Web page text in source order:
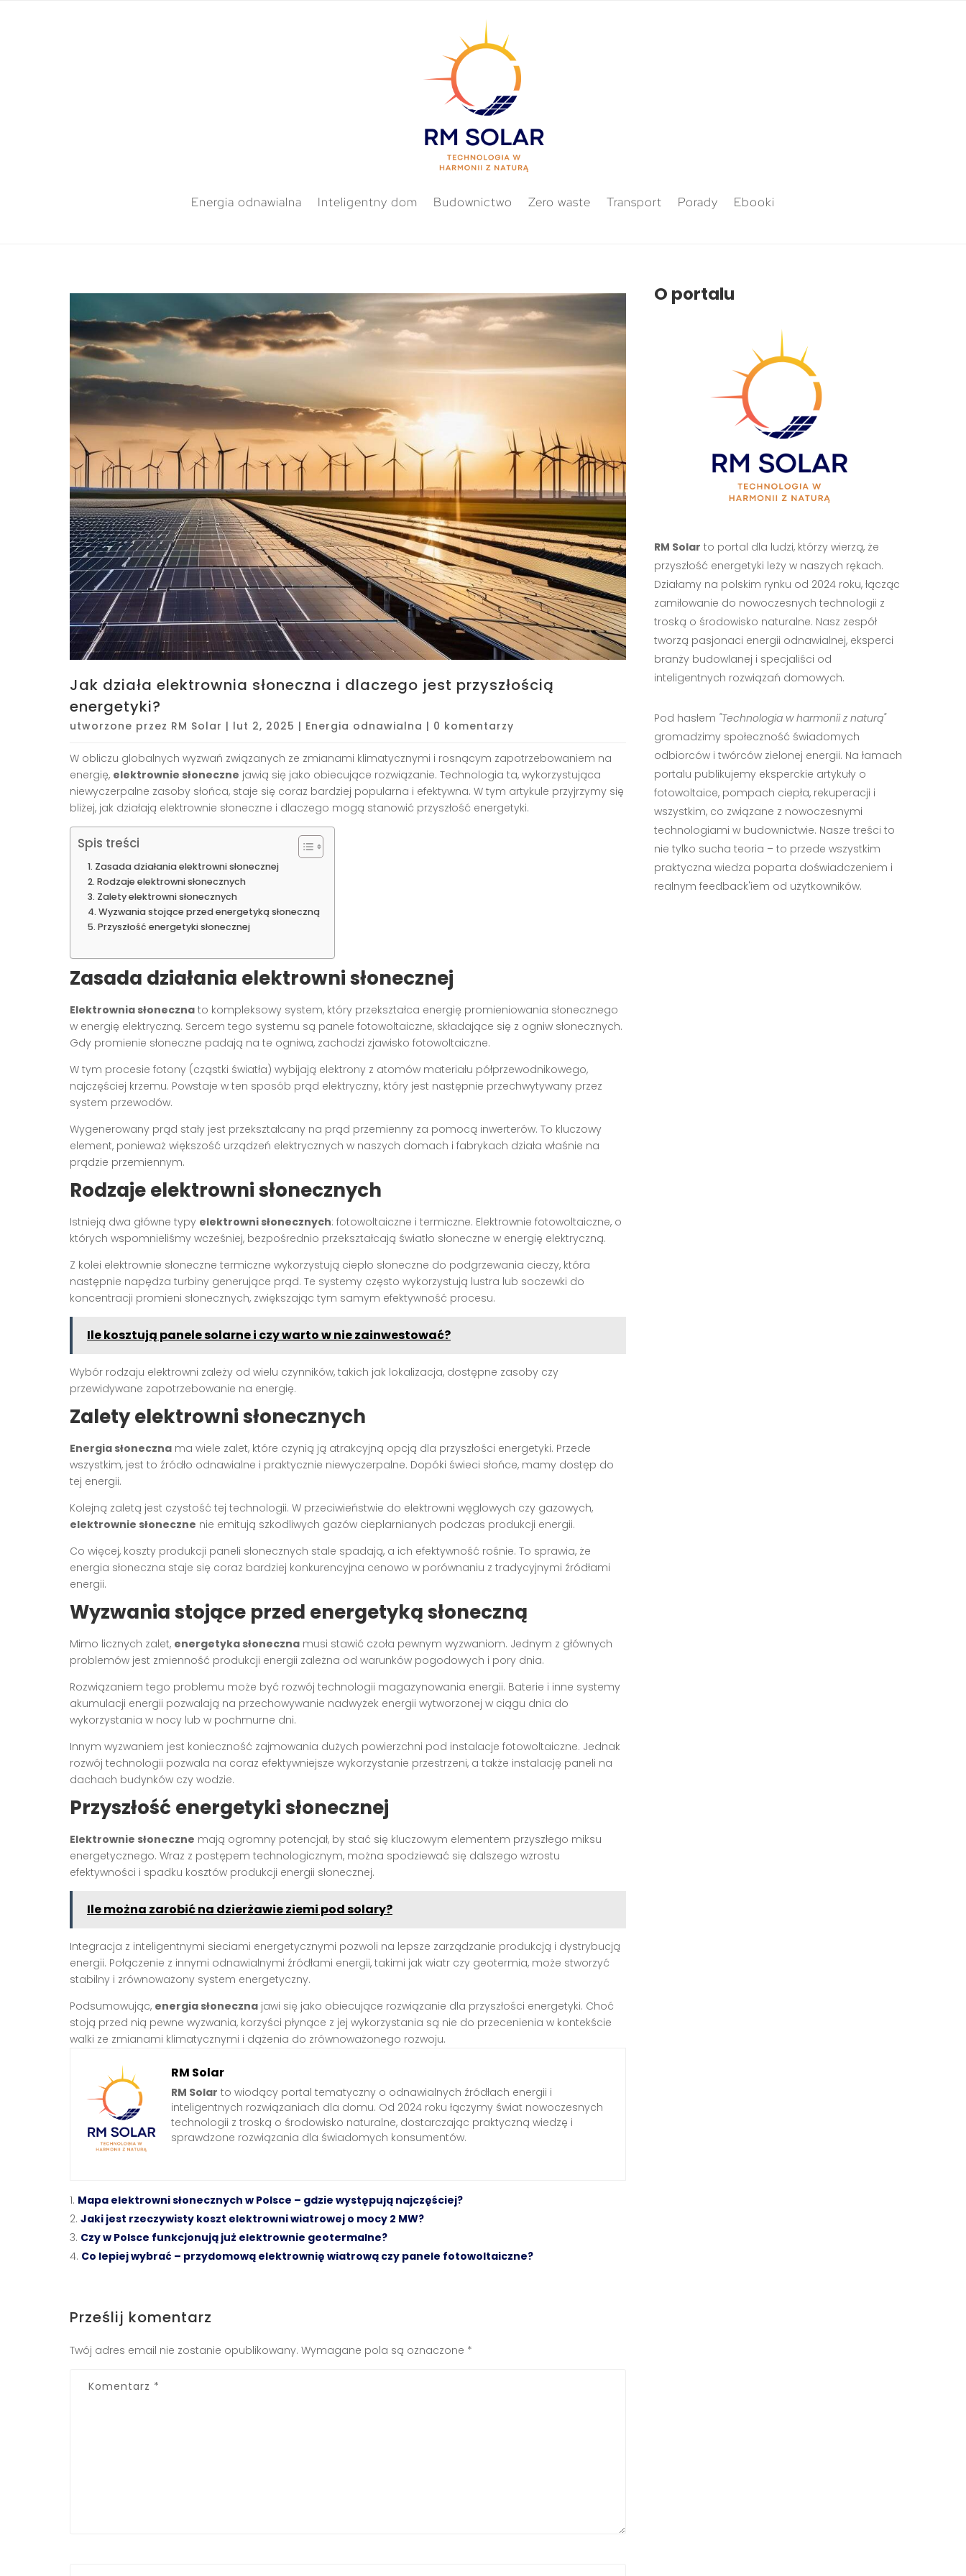
Energia odnawialna Inteligentny dom Budownictwo Zero waste Transport Porady Ebooki
Jak działa elektrownia słoneczna i dlaczego jest przyszłością
energetyki?
utworzone przez RM Solar | lut 2, 2025 | Energia odnawialna | 0 komentarzy
W obliczu globalnych wyzwań związanych ze zmianami klimatycznymi i rosnącym zapotrzebowaniem na
energię, elektrownie słoneczne jawią się jako obiecujące rozwiązanie. Technologia ta, wykorzystująca
niewyczerpalne zasoby słońca, staje się coraz bardziej popularna i efektywna. W tym artykule przyjrzymy się
bliżej, jak działają elektrownie słoneczne i dlaczego mogą stanowić przyszłość energetyki.
Spis treści
Zasada działania elektrowni słonecznej
Rodzaje elektrowni słonecznych
Zalety elektrowni słonecznych
Wyzwania stojące przed energetyką słoneczną
Przyszłość energetyki słonecznej
Zasada działania elektrowni słonecznej
Elektrownia słoneczna to kompleksowy system, który przekształca energię promieniowania słonecznego
w energię elektryczną. Sercem tego systemu są panele fotowoltaiczne, składające się z ogniw słonecznych.
Gdy promienie słoneczne padają na te ogniwa, zachodzi zjawisko fotowoltaiczne.
W tym procesie fotony (cząstki światła) wybijają elektrony z atomów materiału półprzewodnikowego,
najczęściej krzemu. Powstaje w ten sposób prąd elektryczny, który jest następnie przechwytywany przez
system przewodów.
Wygenerowany prąd stały jest przekształcany na prąd przemienny za pomocą inwerterów. To kluczowy
element, ponieważ większość urządzeń elektrycznych w naszych domach i fabrykach działa właśnie na
prądzie przemiennym.
Rodzaje elektrowni słonecznych
Istnieją dwa główne typy elektrowni słonecznych: fotowoltaiczne i termiczne. Elektrownie fotowoltaiczne, o
których wspomnieliśmy wcześniej, bezpośrednio przekształcają światło słoneczne w energię elektryczną.
Z kolei elektrownie słoneczne termiczne wykorzystują ciepło słoneczne do podgrzewania cieczy, która
następnie napędza turbiny generujące prąd. Te systemy często wykorzystują lustra lub soczewki do
koncentracji promieni słonecznych, zwiększając tym samym efektywność procesu.
Ile kosztują panele solarne i czy warto w nie zainwestować?
Wybór rodzaju elektrowni zależy od wielu czynników, takich jak lokalizacja, dostępne zasoby czy
przewidywane zapotrzebowanie na energię.
Zalety elektrowni słonecznych
Energia słoneczna ma wiele zalet, które czynią ją atrakcyjną opcją dla przyszłości energetyki. Przede
wszystkim, jest to źródło odnawialne i praktycznie niewyczerpalne. Dopóki świeci słońce, mamy dostęp do
tej energii.
Kolejną zaletą jest czystość tej technologii. W przeciwieństwie do elektrowni węglowych czy gazowych,
elektrownie słoneczne nie emitują szkodliwych gazów cieplarnianych podczas produkcji energii.
Co więcej, koszty produkcji paneli słonecznych stale spadają, a ich efektywność rośnie. To sprawia, że
energia słoneczna staje się coraz bardziej konkurencyjna cenowo w porównaniu z tradycyjnymi źródłami
energii.
Wyzwania stojące przed energetyką słoneczną
Mimo licznych zalet, energetyka słoneczna musi stawić czoła pewnym wyzwaniom. Jednym z głównych
problemów jest zmienność produkcji energii zależna od warunków pogodowych i pory dnia.
Rozwiązaniem tego problemu może być rozwój technologii magazynowania energii. Baterie i inne systemy
akumulacji energii pozwalają na przechowywanie nadwyżek energii wytworzonej w ciągu dnia do
wykorzystania w nocy lub w pochmurne dni.
Innym wyzwaniem jest konieczność zajmowania dużych powierzchni pod instalacje fotowoltaiczne. Jednak
rozwój technologii pozwala na coraz efektywniejsze wykorzystanie przestrzeni, a także instalację paneli na
dachach budynków czy wodzie.
Przyszłość energetyki słonecznej
Elektrownie słoneczne mają ogromny potencjał, by stać się kluczowym elementem przyszłego miksu
energetycznego. Wraz z postępem technologicznym, można spodziewać się dalszego wzrostu
efektywności i spadku kosztów produkcji energii słonecznej.
Ile można zarobić na dzierżawie ziemi pod solary?
Integracja z inteligentnymi sieciami energetycznymi pozwoli na lepsze zarządzanie produkcją i dystrybucją
energii. Połączenie z innymi odnawialnymi źródłami energii, takimi jak wiatr czy geotermia, może stworzyć
stabilny i zrównoważony system energetyczny.
Podsumowując, energia słoneczna jawi się jako obiecujące rozwiązanie dla przyszłości energetyki. Choć
stoją przed nią pewne wyzwania, korzyści płynące z jej wykorzystania są nie do przecenienia w kontekście
walki ze zmianami klimatycznymi i dążenia do zrównoważonego rozwoju.
RM Solar
RM Solar to wiodący portal tematyczny o odnawialnych źródłach energii i
inteligentnych rozwiązaniach dla domu. Od 2024 roku łączymy świat nowoczesnych
technologii z troską o środowisko naturalne, dostarczając praktyczną wiedzę i
sprawdzone rozwiązania dla świadomych konsumentów.
Mapa elektrowni słonecznych w Polsce – gdzie występują najczęściej?
Jaki jest rzeczywisty koszt elektrowni wiatrowej o mocy 2 MW?
Czy w Polsce funkcjonują już elektrownie geotermalne?
Co lepiej wybrać – przydomową elektrownię wiatrową czy panele fotowoltaiczne?
Prześlij komentarz
Twój adres email nie zostanie opublikowany. Wymagane pola są oznaczone *
O portalu
RM Solar to portal dla ludzi, którzy wierzą, że
przyszłość energetyki leży w naszych rękach.
Działamy na polskim rynku od 2024 roku, łącząc
zamiłowanie do nowoczesnych technologii z
troską o środowisko naturalne. Nasz zespół
tworzą pasjonaci energii odnawialnej, eksperci
branży budowlanej i specjaliści od
inteligentnych rozwiązań domowych.
Pod hasłem "Technologia w harmonii z naturą"
gromadzimy społeczność świadomych
odbiorców i twórców zielonej energii. Na łamach
portalu publikujemy eksperckie artykuły o
fotowoltaice, pompach ciepła, rekuperacji i
wszystkim, co związane z nowoczesnymi
technologiami w budownictwie. Nasze treści to
nie tylko sucha teoria – to przede wszystkim
praktyczna wiedza poparta doświadczeniem i
realnym feedback'iem od użytkowników.